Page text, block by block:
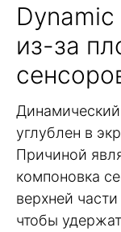
Dynamic
из-за
углублен в
Причиной
компоновка
верхней
чтобы